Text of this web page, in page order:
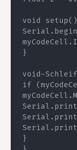
void
}
void-
if
}